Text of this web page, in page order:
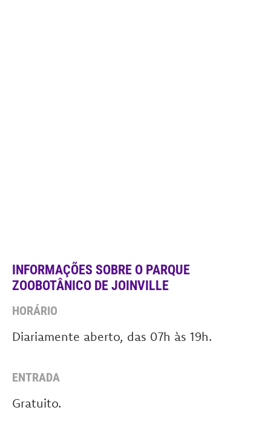
INFORMAÇÕES SOBRE O PARQUE
ZOOBOTÂNICO DE JOINVILLE
HORÁRIO
Diariamente aberto, das 07h às 19h.
ENTRADA
Gratuito.